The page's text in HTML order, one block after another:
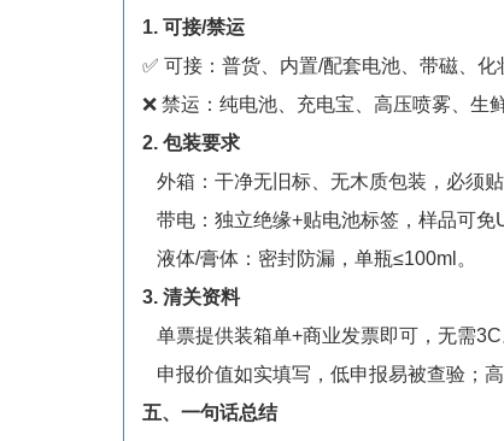
1. 可接/禁运
✅ 可接：普货、内置/配套电池、带磁、
❌ 禁运：纯电池、充电宝、高压喷雾、生
2. 包装要求
外箱：干净无旧标、无木质包装，必须
带电：独立绝缘+贴电池标签，样品可免
液体/膏体：密封防漏，单瓶≤100ml。
3. 清关资料
单票提供装箱单+商业发票即可，无需3C
申报价值如实填写，低申报易被查验；高
五、一句话总结